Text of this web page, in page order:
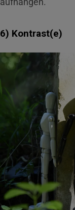
6) Kontrast(e)